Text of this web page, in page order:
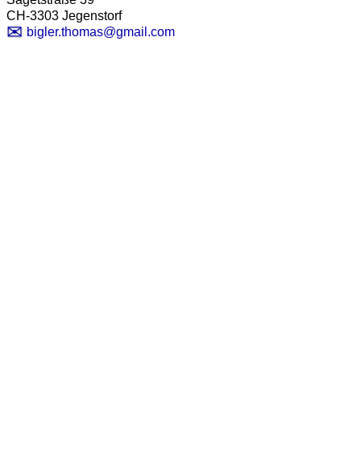
CH-3303 Jegenstorf
bigler.thomas@gmail.com